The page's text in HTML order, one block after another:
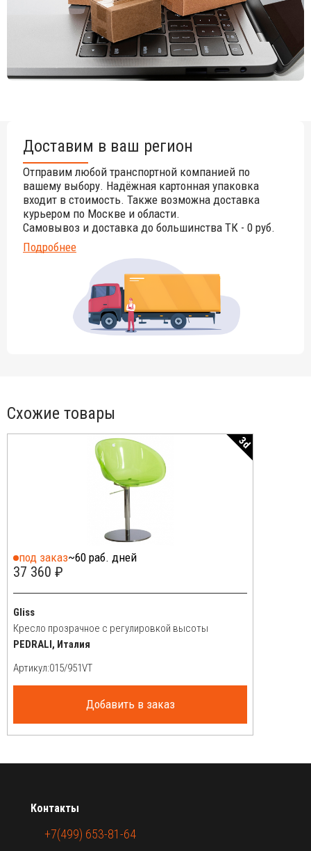
обращайтесь к нашим менеджерам.
Доставим в ваш регион
Отправим любой транспортной компанией по
вашему выбору. Надёжная картонная упаковка
входит в стоимость. Также возможна доставка
курьером по Москве и области.
Самовывоз и доставка до большинства ТК - 0 руб.
Подробнее
Схожие товары
3d
под заказ~60 раб. дней
37 360 ₽
Gliss
Кресло прозрачное с регулировкой высоты
PEDRALI, Италия
Артикул:
Добавить в заказ
Контакты
+7(499) 653-81-64